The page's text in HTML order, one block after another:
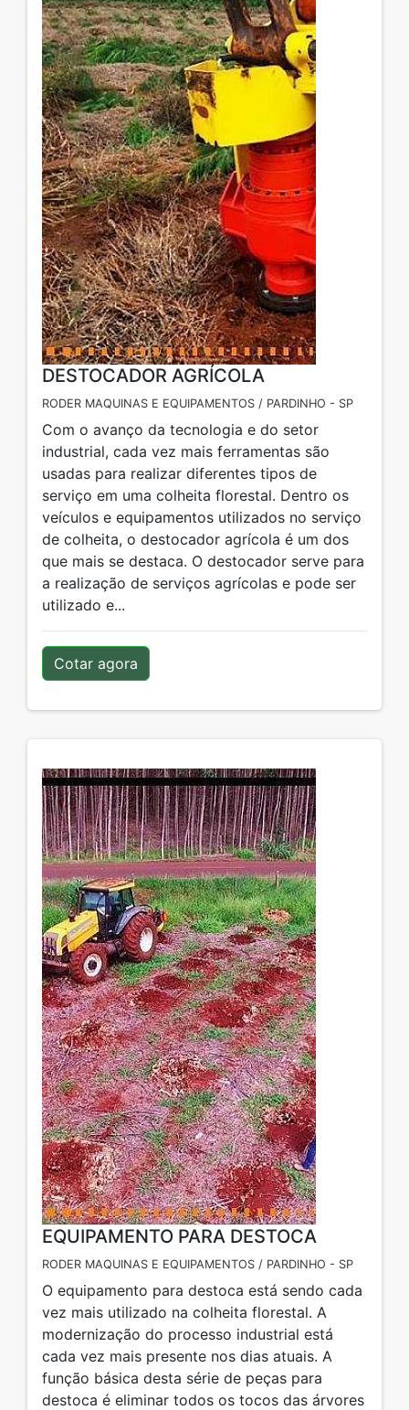
DESTOCADOR AGRÍCOLA
RODER MAQUINAS E EQUIPAMENTOS / PARDINHO - SP
Com o avanço da tecnologia e do setor
industrial, cada vez mais ferramentas são
usadas para realizar diferentes tipos de
serviço em uma colheita florestal. Dentro os
veículos e equipamentos utilizados no serviço
de colheita, o destocador agrícola é um dos
que mais se destaca. O destocador serve para
a realização de serviços agrícolas e pode ser
utilizado e...
Cotar agora
EQUIPAMENTO PARA DESTOCA
RODER MAQUINAS E EQUIPAMENTOS / PARDINHO - SP
O equipamento para destoca está sendo cada
vez mais utilizado na colheita florestal. A
modernização do processo industrial está
cada vez mais presente nos dias atuais. A
função básica desta série de peças para
destoca é eliminar todos os tocos das árvores